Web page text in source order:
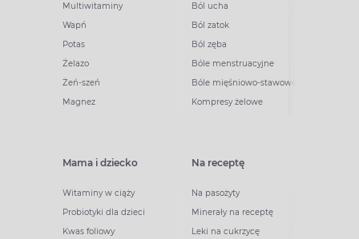
Multiwitaminy
Wapń
Potas
Żelazo
Żeń-szeń
Magnez
Ból ucha
Ból zatok
Ból zęba
Bóle menstruacyjne
Bóle mięśniowo-stawowe
Kompresy żelowe
Mama i dziecko
Witaminy w ciąży
Probiotyki dla dzieci
Kwas foliowy
Na receptę
Na pasożyty
Minerały na receptę
Leki na cukrzycę